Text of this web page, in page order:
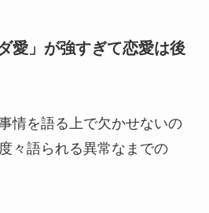
愛」が強すぎて恋愛は後
情を語る上で欠かせないの
々語られる異常なまでの